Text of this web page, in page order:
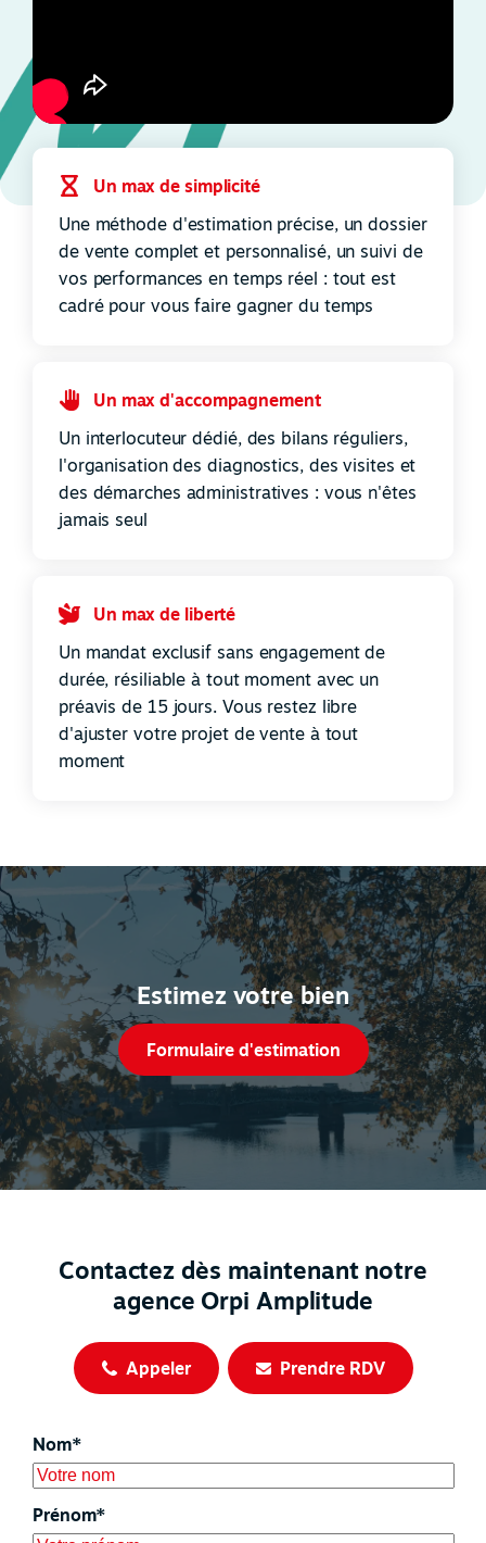
Un max de simplicité
Une méthode d'estimation précise, un dossier
de vente complet et personnalisé, un suivi de
vos performances en temps réel : tout est
cadré pour vous faire gagner du temps
Un max d'accompagnement
Un interlocuteur dédié, des bilans réguliers,
l'organisation des diagnostics, des visites et
des démarches administratives : vous n'êtes
jamais seul
Un max de liberté
Un mandat exclusif sans engagement de
durée, résiliable à tout moment avec un
préavis de 15 jours. Vous restez libre
d'ajuster votre projet de vente à tout
moment
Estimez votre bien
Formulaire d'estimation
Contactez dès maintenant notre
agence Orpi Amplitude
Appeler Prendre RDV
Nom*
Prénom*